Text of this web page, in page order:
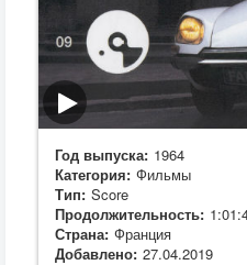
Год выпуска: 1964
Категория: Фильмы
Тип: Score
Продолжительность:
Страна: Франция
Добавлено: 27.04.2019